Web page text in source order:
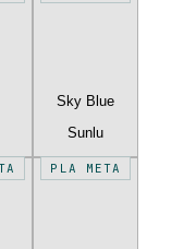
Sky Blue
Sunlu
PLA META